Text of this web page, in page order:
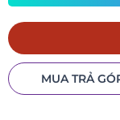
MUA TRẢ